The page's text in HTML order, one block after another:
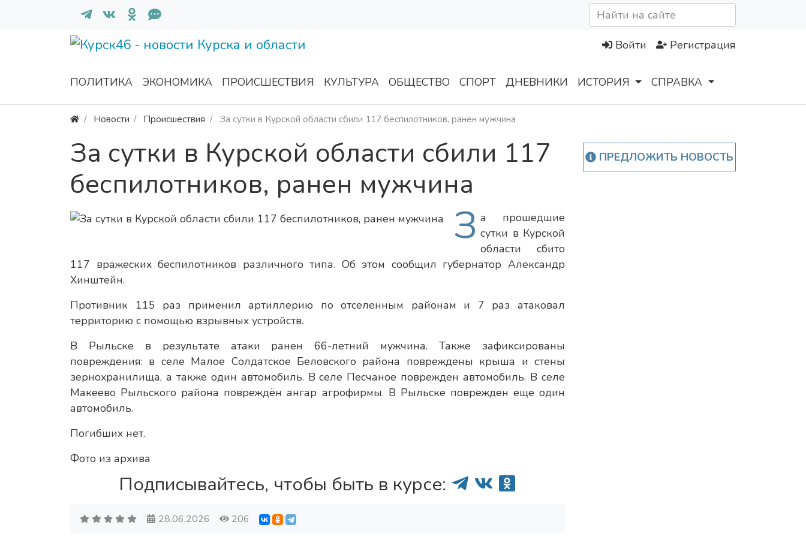
Войти Регистрация
ПОЛИТИКА ЭКОНОМИКА ПРОИСШЕСТВИЯ КУЛЬТУРА ОБЩЕСТВО СПОРТ ДНЕВНИКИ ИСТОРИЯ СПРАВКА
Новости Происшествия За сутки в Курской области сбили 117 беспилотников, ранен мужчина
За сутки в Курской области сбили 117
беспилотников, ранен мужчина
З а прошедшие
сутки в Курской
области сбито
117 вражеских беспилотников различного типа. Об этом сообщил губернатор Александр
Хинштейн.
Противник 115 раз применил артиллерию по отселенным районам и 7 раз атаковал
территорию с помощью взрывных устройств.
В Рыльске в результате атаки ранен 66-летний мужчина. Также зафиксированы
повреждения: в селе Малое Солдатское Беловского района повреждены крыша и стены
зернохранилища, а также один автомобиль. В селе Песчаное поврежден автомобиль. В селе
Макеево Рыльского района повреждён ангар агрофирмы. В Рыльске поврежден еще один
автомобиль.
Погибших нет.
Фото из архива
Подписывайтесь, чтобы быть в курсе:
28.06.2026 206
ПРЕДЛОЖИТЬ НОВОСТЬ